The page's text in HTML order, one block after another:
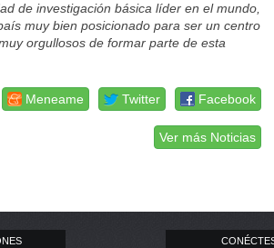
de investigación básica líder en el mundo,
muy bien posicionado para ser un centro
orgullosos de formar parte de esta
Facebook
Twitter
Meneame
Ver más Noticias